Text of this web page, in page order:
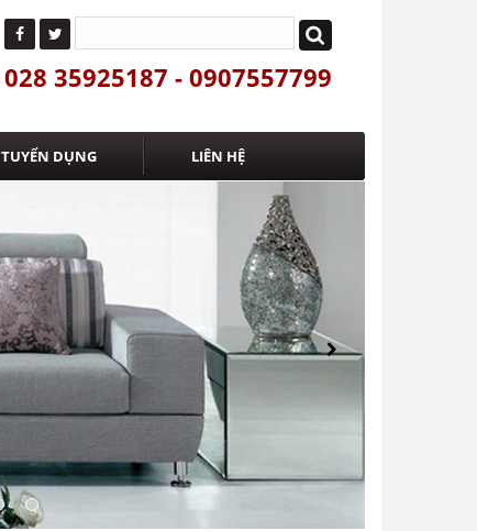
028 35925187 - 0907557799
TUYỂN DỤNG LIÊN HỆ